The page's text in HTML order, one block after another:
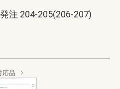
注 204-205(206-207)
応品